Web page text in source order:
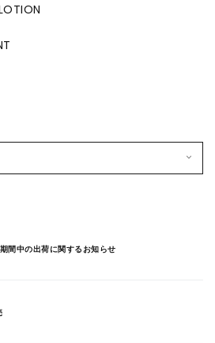
間中の出荷に関するお知らせ